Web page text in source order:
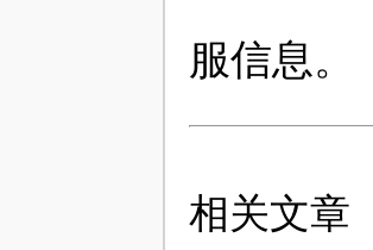
服信息。
相关文章